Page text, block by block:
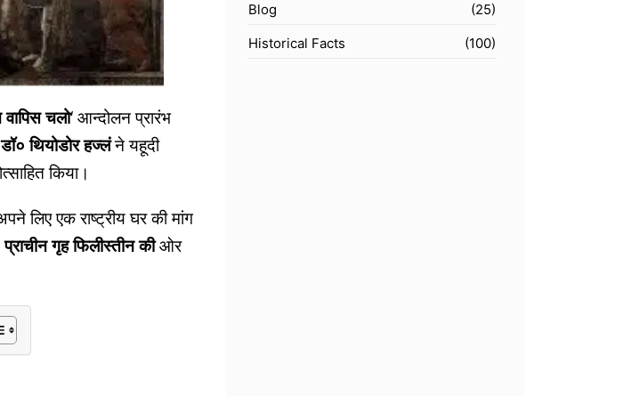
चलो‘ आन्दोलन प्रारंभ
डॉ० थियोडोर हज्लंने यहूदी
किया।
लिए एक राष्ट्रीय घर की मांग
प्राचीन गृह फिलीस्तीन कीओर
Blog
(25)
Historical Facts
(100)